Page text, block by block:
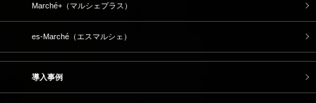
Marché+（マルシェプラス）
es-Marché（エスマルシェ）
導入事例